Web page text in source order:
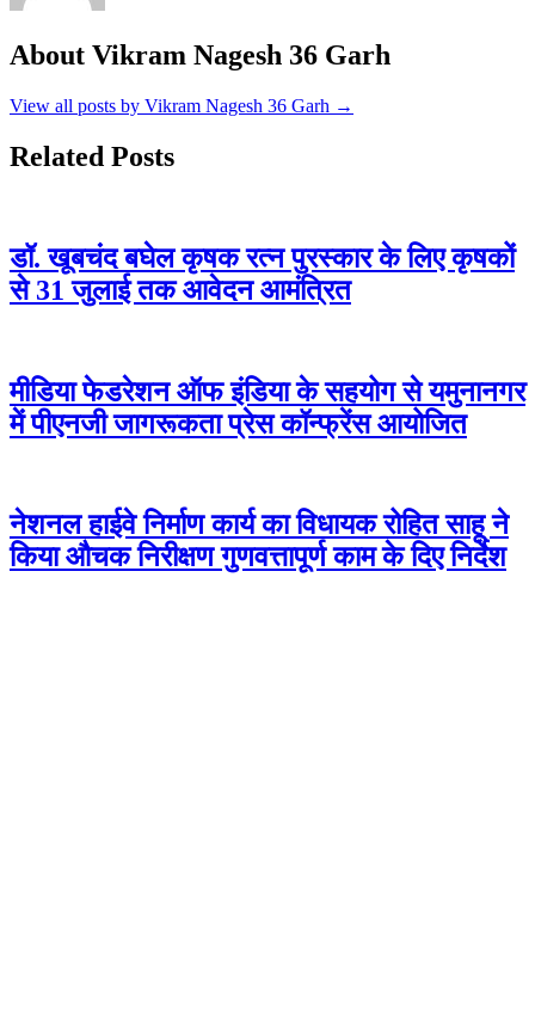
About Vikram Nagesh 36 Garh
View all posts by Vikram Nagesh 36 Garh →
Related Posts
डॉ. खूबचंद बघेल कृषक रत्न पुरस्कार के लिए कृषकों
से 31 जुलाई तक आवेदन आमंत्रित
मीडिया फेडरेशन ऑफ इंडिया के सहयोग से यमुनानगर
में पीएनजी जागरूकता प्रेस कॉन्फ्रेंस आयोजित
नेशनल हाईवे निर्माण कार्य का विधायक रोहित साहू ने
किया औचक निरीक्षण गुणवत्तापूर्ण काम के दिए निर्देश